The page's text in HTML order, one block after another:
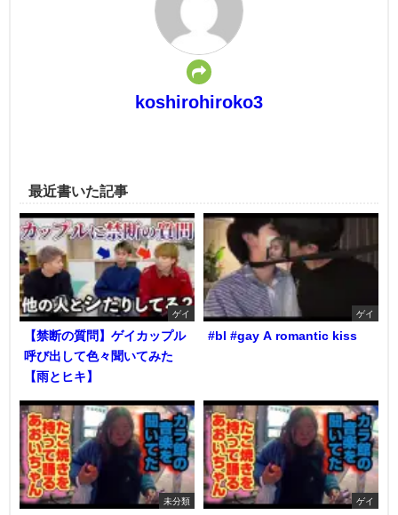
koshirohiroko3
最近書いた記事
ゲイ
【禁断の質問】ゲイカップル
呼び出して色々聞いてみた
【雨とヒキ】
ゲイ
#bl #gay A romantic kiss
未分類 ゲイ